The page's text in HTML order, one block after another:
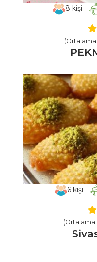
Köfte
Et Yemekleri Tüm
İÇECEKLER
Böğürtlen
Şerbeti
Safran Şerbeti
Demirhindi
Şerbeti
İçecekler Tüm
8 kişi
(Ortalama
6kişi
(Ortalama